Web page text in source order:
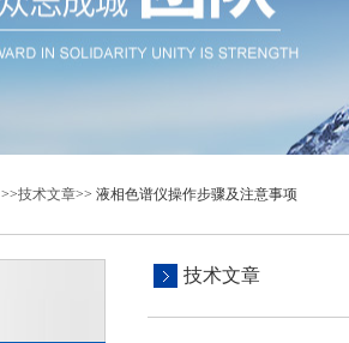
>>技术文章>> 液相色谱仪操作步骤及注意事项
技术文章